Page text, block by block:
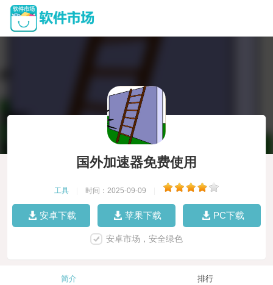
国外加速器免费使用
工具 时间：2025-09-09
安卓下载 苹果下载 PC下载
安卓市场，安全绿色
简介 排行